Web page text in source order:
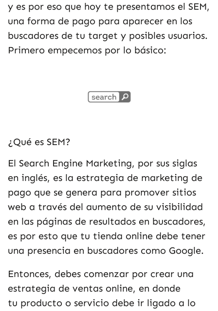
y es por eso que hoy te presentamos el SEM,
una forma de pago para aparecer en los
buscadores de tu target y posibles usuarios.
Primero empecemos por lo básico:
¿Qué es SEM?
El Search Engine Marketing, por sus siglas
en inglés, es la estrategia de marketing de
pago que se genera para promover sitios
web a través del aumento de su visibilidad
en las páginas de resultados en buscadores,
es por esto que tu tienda online debe tener
una presencia en buscadores como Google.
Entonces, debes comenzar por crear una
estrategia de ventas online, en donde
tu producto o servicio debe ir ligado a lo